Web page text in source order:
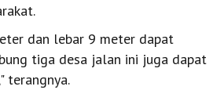
dan lebar 9 meter dapat
tiga desa jalan ini juga dapat
terangnya.